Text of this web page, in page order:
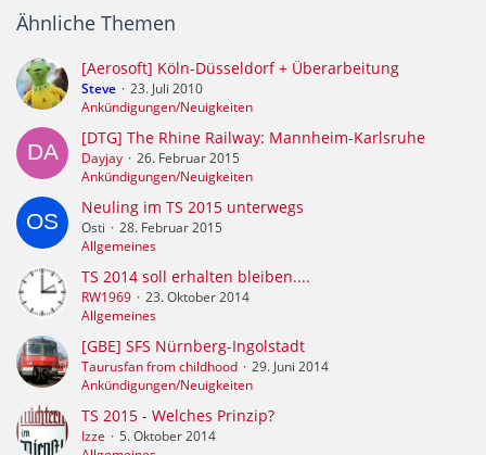
Ähnliche Themen
[Aerosoft] Köln-Düsseldorf + Überarbeitung
Steve
23. Juli 2010
Ankündigungen/Neuigkeiten
[DTG] The Rhine Railway: Mannheim-Karlsruhe
Dayjay
26. Februar 2015
Ankündigungen/Neuigkeiten
Neuling im TS 2015 unterwegs
Osti
28. Februar 2015
Allgemeines
TS 2014 soll erhalten bleiben....
RW1969
23. Oktober 2014
Allgemeines
[GBE] SFS Nürnberg-Ingolstadt
Taurusfan from childhood
29. Juni 2014
Ankündigungen/Neuigkeiten
TS 2015 - Welches Prinzip?
Izze
5. Oktober 2014